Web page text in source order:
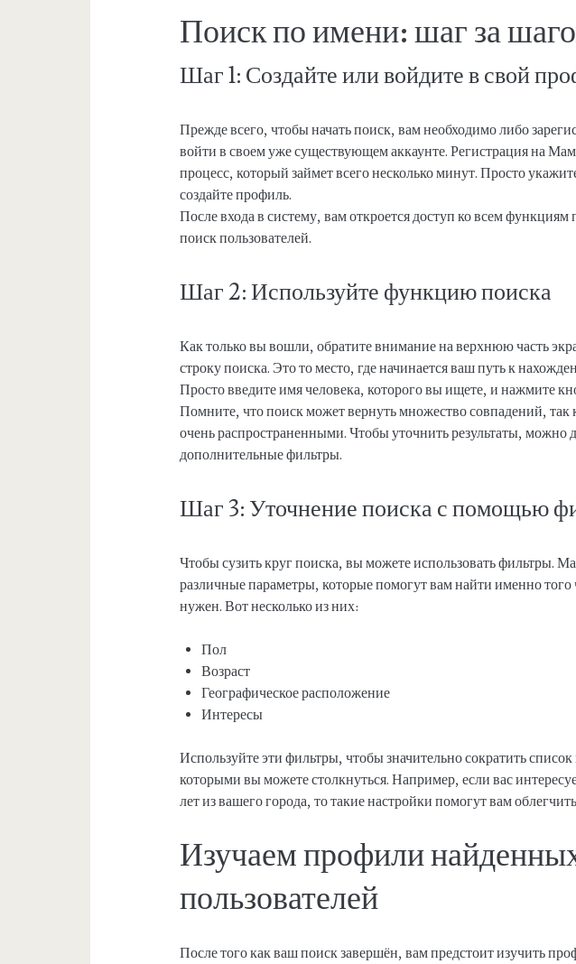
Поиск по имени: шаг за
Шаг 1: Создайте или войдите в свой
Прежде всего, чтобы начать поиск, вам необходимо либо
войти в своем уже существующем аккаунте. Регистрация на
процесс, который займет всего несколько минут. Просто
создайте профиль.
После входа в систему, вам откроется доступ ко всем
поиск пользователей.
Шаг 2: Используйте функцию поиска
Как только вы вошли, обратите внимание на верхнюю часть
строку поиска. Это то место, где начинается ваш путь к
Просто введите имя человека, которого вы ищете, и нажмите
Помните, что поиск может вернуть множество совпадений, так
очень распространенными. Чтобы уточнить результаты, можно
дополнительные фильтры.
Шаг 3: Уточнение поиска с помощью
Чтобы сузить круг поиска, вы можете использовать фильтры.
различные параметры, которые помогут вам найти именно
нужен. Вот несколько из них:
Пол
Возраст
Географическое расположение
Интересы
Используйте эти фильтры, чтобы значительно сократить список
которыми вы можете столкнуться. Например, если вас
лет из вашего города, то такие настройки помогут вам
Изучаем профили
пользователей
После того как ваш поиск завершён, вам предстоит изучить